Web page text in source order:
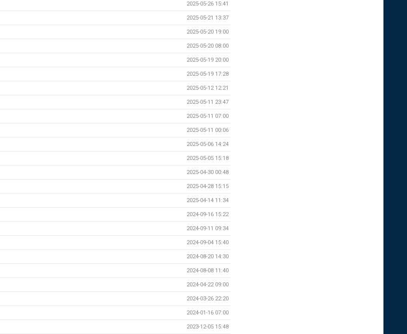
2025-05-26 15:41
2025-05-21 13:37
2025-05-20 19:00
2025-05-20 08:00
2025-05-19 20:00
2025-05-19 17:28
2025-05-12 12:21
2025-05-11 23:47
2025-05-11 07:00
2025-05-11 00:06
2025-05-06 14:24
2025-05-05 15:18
2025-04-30 00:48
2025-04-28 15:15
2025-04-14 11:34
2024-09-16 15:22
2024-09-11 09:34
2024-09-04 15:40
2024-08-20 14:30
2024-08-08 11:40
2024-04-22 09:00
2024-03-26 22:20
2024-01-16 07:00
2023-12-05 15:48